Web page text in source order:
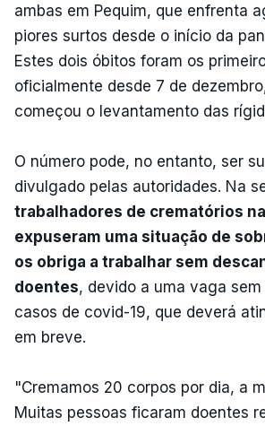
ambas em Pequim, que enfrenta
piores surtos desde o início da
Estes dois óbitos foram os
oficialmente desde 7 de
começou o levantamento das
O número pode, no entanto, ser
divulgado pelas autoridades. Na
trabalhadores de crematórios
expuseram uma situação de
os obriga a trabalhar sem
doentes, devido a uma vaga
casos de covid-19, que deverá
em breve.
"Cremamos 20 corpos por dia, a
Muitas pessoas ficaram doentes